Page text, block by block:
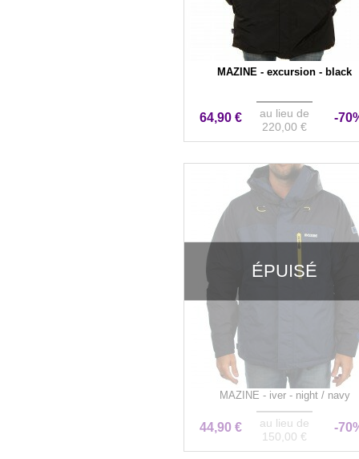
MAZINE - excursion - black
64,90 €
au lieu de
220,00 €
-
ÉPUISÉ
MAZINE - iver - night / navy
44,90 €
au lieu de
150,00 €
-